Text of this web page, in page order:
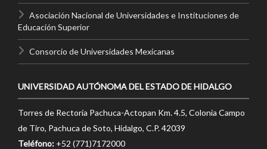
Asociación Nacional de Universidades e Instituciones de
Educación Superior
Consorcio de Universidades Mexicanas
UNIVERSIDAD AUTÓNOMA DEL ESTADO DE HIDALGO
Torres de Rectoría Pachuca-Actopan Km. 4.5, Colonia Campo
de Tiro, Pachuca de Soto, Hidalgo, C.P. 42039
Teléfono: +52 (771)7172000